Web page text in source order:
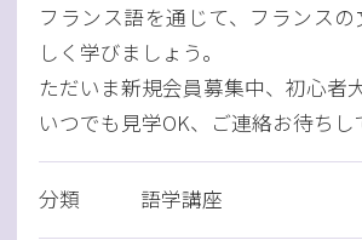
フランス語を通じて、フランス
しく学びましょう。
ただいま新規会員募集中、初心者
いつでも見学OK、ご連絡お待ちし
分類 語学講座